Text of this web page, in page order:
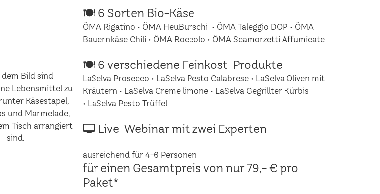
🍽 6 Sorten Bio-Käse
ÖMA Rigatino • ÖMA HeuBurschi • ÖMA Taleggio DOP • ÖMA
Bauernkäse Chili • ÖMA Roccolo • ÖMA Scamorzetti Affumicate
🍽 6 verschiedene Feinkost-Produkte
LaSelva Prosecco • LaSelva Pesto Calabrese • LaSelva Oliven mit
Kräutern • LaSelva Creme limone • LaSelva Gegrillter Kürbis
• LaSelva Pesto Trüffel
🖵 Live-Webinar mit zwei Experten
ausreichend für 4-6 Personen
für einen Gesamtpreis von nur 79,- € pro
Paket*